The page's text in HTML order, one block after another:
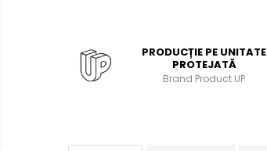
Seturi de scris Premium
PRODUCȚIE PE UNITATE
PROTEJATĂ
Brand Product UP